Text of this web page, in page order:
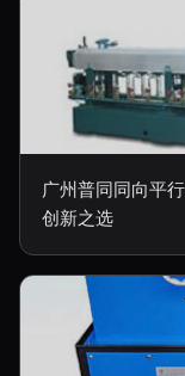
广州普同同向平
创新之选